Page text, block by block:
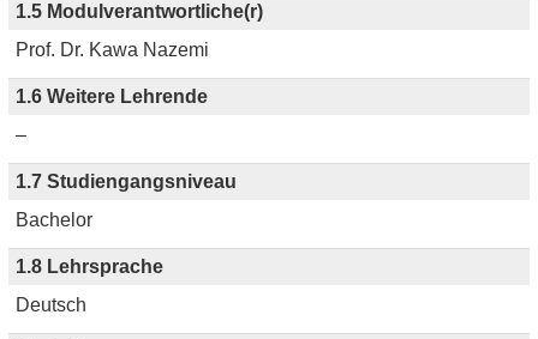
1.5 Modulverantwortliche(r)
Prof. Dr. Kawa Nazemi
1.6 Weitere Lehrende
–
1.7 Studiengangsniveau
Bachelor
1.8 Lehrsprache
Deutsch